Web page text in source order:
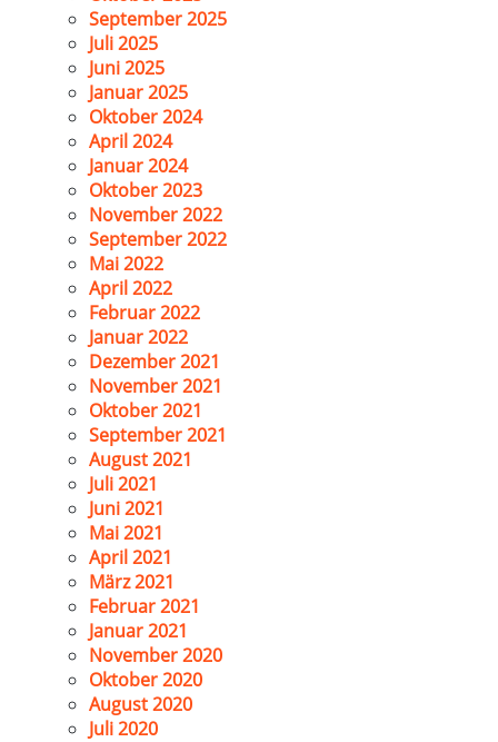
September 2025
Juli 2025
Juni 2025
Januar 2025
Oktober 2024
April 2024
Januar 2024
Oktober 2023
November 2022
September 2022
Mai 2022
April 2022
Februar 2022
Januar 2022
Dezember 2021
November 2021
Oktober 2021
September 2021
August 2021
Juli 2021
Juni 2021
Mai 2021
April 2021
März 2021
Februar 2021
Januar 2021
November 2020
Oktober 2020
August 2020
Juli 2020